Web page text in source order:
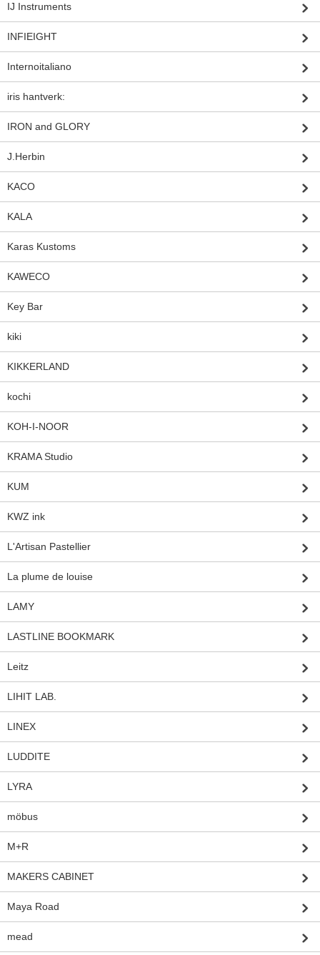
IJ Instruments
INFIEIGHT
Internoitaliano
iris hantverk:
IRON and GLORY
J.Herbin
KACO
KALA
Karas Kustoms
KAWECO
Key Bar
kiki
KIKKERLAND
kochi
KOH-I-NOOR
KRAMA Studio
KUM
KWZ ink
L'Artisan Pastellier
La plume de louise
LAMY
LASTLINE BOOKMARK
Leitz
LIHIT LAB.
LINEX
LUDDITE
LYRA
möbus
M+R
MAKERS CABINET
Maya Road
mead